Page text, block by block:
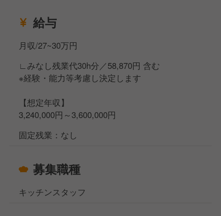
いきませんか？／
給与
月収/27~30万円
∟みなし残業代30h分／58,870円 含む
※経験・能力等考慮し決定します
【想定年収】
3,240,000円～3,600,000円
固定残業：なし
募集職種
キッチンスタッフ